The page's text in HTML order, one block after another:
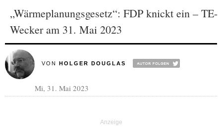
„Wärmeplanungsgesetz“: FDP knickt ein – TE-
Wecker am 31. Mai 2023
VON HOLGER DOUGLAS
Mi, 31. Mai 2023